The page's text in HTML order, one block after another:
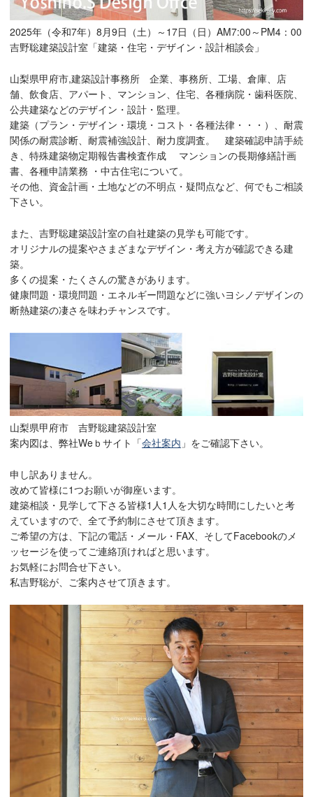
2025年（令和7年）8月9日（土）～17日（日）AM7:00～PM4：00
吉野聡建築設計室「建築・住宅・デザイン・設計相談会」
山梨県甲府市,建築設計事務所 企業、事務所、工場、倉庫、店
舗、飲食店、アパート、マンション、住宅、各種病院・歯科医院、
公共建築などのデザイン・設計・監理。
建築（プラン・デザイン・環境・コスト・各種法律・・・）、耐震
関係の耐震診断、耐震補強設計、耐力度調査。 建築確認申請手続
き、特殊建築物定期報告書検査作成 マンションの長期修繕計画
書、各種申請業務 ・中古住宅について。
その他、資金計画・土地などの不明点・疑問点など、何でもご相談
下さい。
また、吉野聡建築設計室の自社建築の見学も可能です。
オリジナルの提案やさまざまなデザイン・考え方が確認できる建
築。
多くの提案・たくさんの驚きがあります。
健康問題・環境問題・エネルギー問題などに強いヨシノデザインの
断熱建築の凄さを味わチャンスです。
山梨県甲府市 吉野聡建築設計室
案内図は、弊社Weｂサイト「会社案内 」をご確認下さい。
申し訳ありません。
改めて皆様に1つお願いが御座います。
建築相談・見学して下さる皆様1人1人を大切な時間にしたいと考
えていますので、全て予約制にさせて頂きます。
ご希望の方は、下記の電話・メール・FAX、そしてFacebookのメ
ッセージを使ってご連絡頂ければと思います。
お気軽にお問合せ下さい。
私吉野聡が、ご案内させて頂きます。